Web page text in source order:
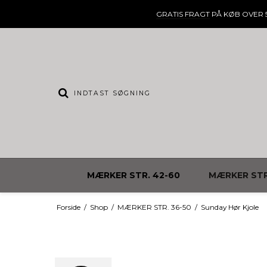
GRATIS FRAGTPÅ KØB OVER
MÆRKER STR. 42-60 MÆRKER
Forside / Shop / MÆRKER STR. 36-50 / Sunday Hør Kjole